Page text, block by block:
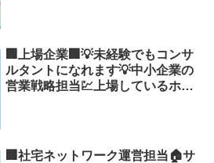
🏢上場企業🏢💡未経験でもコンサ
ルタントになれます💡中小企業の
営業戦略担当💹上場しているホワ
🏢社宅ネットワーク運営担当🏠️サ